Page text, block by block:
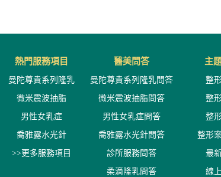
熱門服務項目
曼陀尊貴系列隆乳
微米震波抽脂
男性女乳症
喬雅露水光針
>>更多服務項目
醫美問答
曼陀尊貴系列隆乳問答
微米震波抽脂問答
男性女乳症問答
喬雅露水光針問答
診所服務問答
柔滴隆乳問答
主
整
整
整
整形
最
線